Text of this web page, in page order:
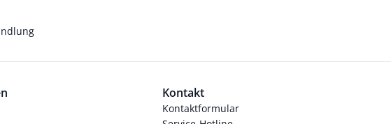
Kontakt
Kontaktformular